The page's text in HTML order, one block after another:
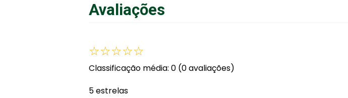
Avaliações
☆☆☆☆☆
Classificação média: 0 (0 avaliações)
5 estrelas